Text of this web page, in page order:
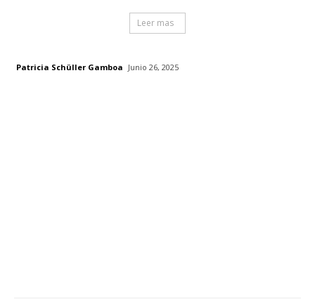
Leer mas
Patricia Schüller Gamboa Junio 26, 2025